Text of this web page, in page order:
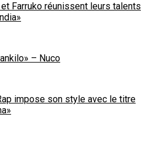
Farruko réunissent leurs talents
– Nuco
impose son style avec le titre